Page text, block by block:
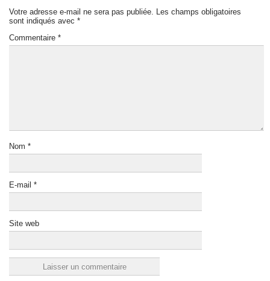
Votre adresse e-mail ne sera pas publiée.
Les champs obligatoires
sont indiqués avec *
Commentaire *
Nom *
E-mail *
Site web